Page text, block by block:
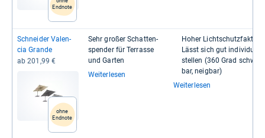
Endnote
Schnei­der Valen­
cia Grande
ab 201,99 €
ohne
Endnote
Sehr großer Schat­ten­
spen­der für Ter­rasse
und Gar­ten
Weiterlesen
Hoher Licht­schutz­fak­tor
Lässt sich gut indi­vi­du­ell
stel­len (360 Grad
bar, neig­bar)
Weiterlesen